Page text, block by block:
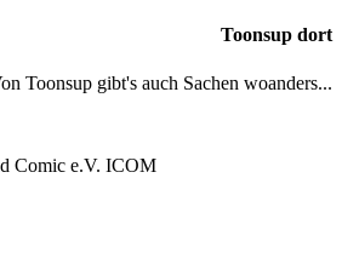
Toonsup dort
Toonsup gibt's auch Sachen woanders...
Comic e.V. ICOM